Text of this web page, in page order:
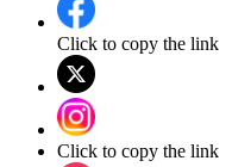
Click to copy the link
Click to copy the link